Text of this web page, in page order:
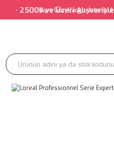
Aynı Gün Kargo-
• 2500₺ ve Üzeri